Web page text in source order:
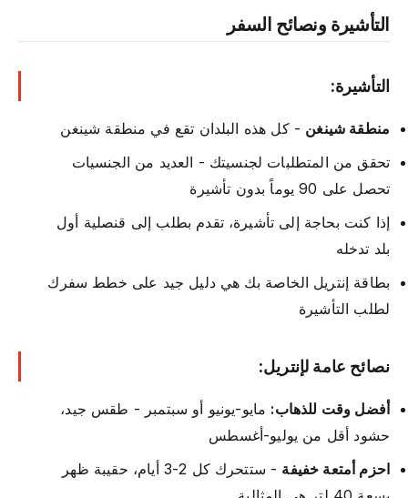
التأشيرة ونصائح السفر
التأشيرة:
منطقة شينغن - كل هذه البلدان تقع في منطقة شينغن
تحقق من المتطلبات لجنسيتك - العديد من الجنسيات
تحصل على 90 يوماً بدون تأشيرة
إذا كنت بحاجة إلى تأشيرة، تقدم بطلب إلى قنصلية أول
بلد تدخله
بطاقة إنتريل الخاصة بك هي دليل جيد على خطط سفرك
لطلب التأشيرة
نصائح عامة لإنتريل:
أفضل وقت للذهاب: مايو-يونيو أو سبتمبر - طقس جيد،
حشود أقل من يوليو-أغسطس
احزم أمتعة خفيفة
- ستتحرك كل 2-3 أيام، حقيبة ظهر